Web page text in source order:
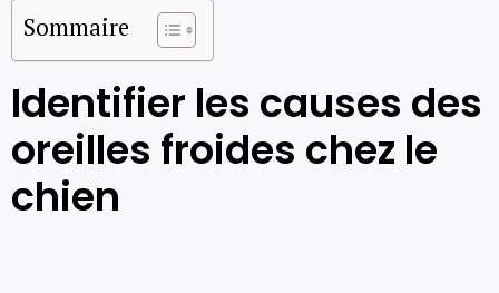
Sommaire
Identifier les causes des
oreilles froides chez le
chien